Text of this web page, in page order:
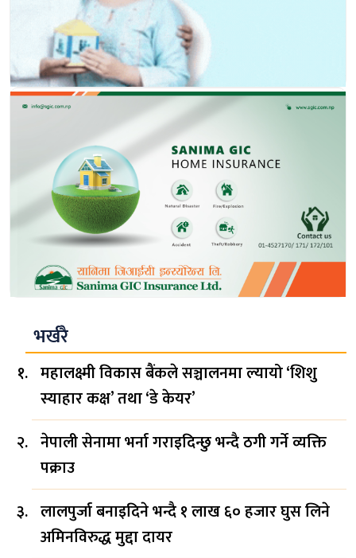
भर्खरै
महालक्ष्मी विकास बैंकले सञ्चालनमा ल्यायो ‘शिशु
स्याहार कक्ष’ तथा ‘डे केयर’
नेपाली सेनामा भर्ना गराइदिन्छु भन्दै ठगी गर्ने व्यक्ति
पक्राउ
लालपुर्जा बनाइदिने भन्दै १ लाख ६० हजार घुस लिने
अमिनविरुद्ध मुद्दा दायर